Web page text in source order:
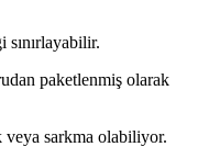
paketlenmiş olarak
sarkma olabiliyor.